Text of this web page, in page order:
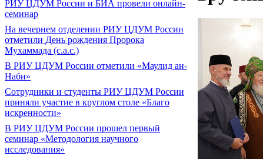
РИУ ЦДУМ России и БИА провели онлайн-
семинар
На вечернем отделении РИУ ЦДУМ России
отметили День рождения Пророка
Мухаммада (с.а.с.)
В РИУ ЦДУМ России отметили «Маулид ан-
Наби»
Сотрудники и студенты РИУ ЦДУМ России
приняли участие в круглом столе «Благо
искренности»
В РИУ ЦДУМ России прошел первый
семинар «Методология научного
исследования»